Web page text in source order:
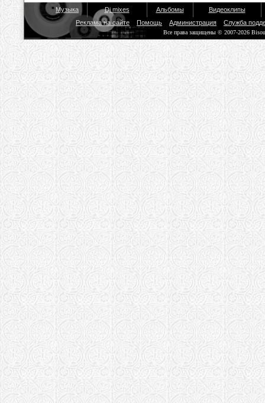
Музыка Dj mixes Альбомы
Видеоклипы
Реклама на сайте
Помощь Администрация Служба
Все права защищены © 2007-2026